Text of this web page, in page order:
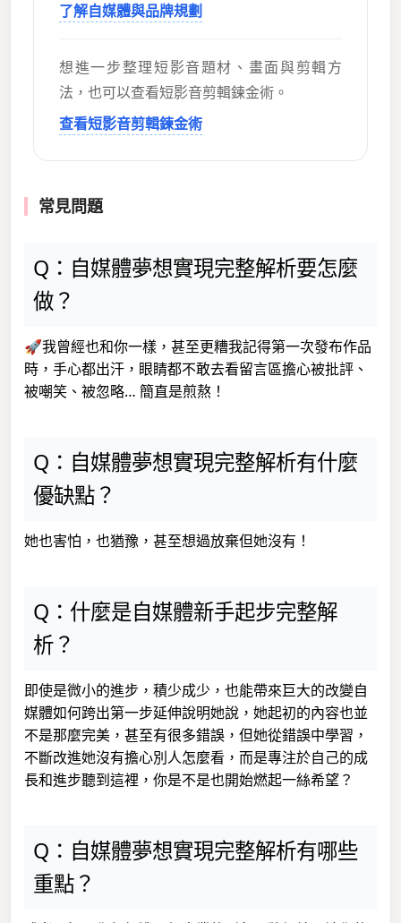
了解自媒體與品牌規劃
想進一步整理短影音題材、畫面與剪輯方
法，也可以查看短影音剪輯鍊金術。
查看短影音剪輯鍊金術
常見問題
Q：自媒體夢想實現完整解析要怎麼
做？
🚀我曾經也和你一樣，甚至更糟我記得第一次發布作品
時，手心都出汗，眼睛都不敢去看留言區擔心被批評、
被嘲笑、被忽略… 簡直是煎熬！
Q：自媒體夢想實現完整解析有什麼
優缺點？
她也害怕，也猶豫，甚至想過放棄但她沒有！
Q：什麼是自媒體新手起步完整解
析？
即使是微小的進步，積少成少，也能帶來巨大的改變自
媒體如何跨出第一步延伸說明她說，她起初的內容也並
不是那麼完美，甚至有很多錯誤，但她從錯誤中學習，
不斷改進她沒有擔心別人怎麼看，而是專注於自己的成
長和進步聽到這裡，你是不是也開始燃起一絲希望？
Q：自媒體夢想實現完整解析有哪些
重點？